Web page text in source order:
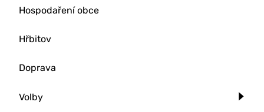
Hospodaření obce
Hřbitov
Doprava
Volby